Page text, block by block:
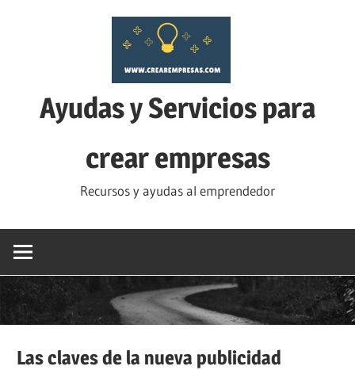
Ayudas y Servicios para
crear empresas
Recursos y ayudas al emprendedor
Las claves de la nueva publicidad